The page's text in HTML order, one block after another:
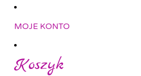
MOJE KONTO
Koszyk